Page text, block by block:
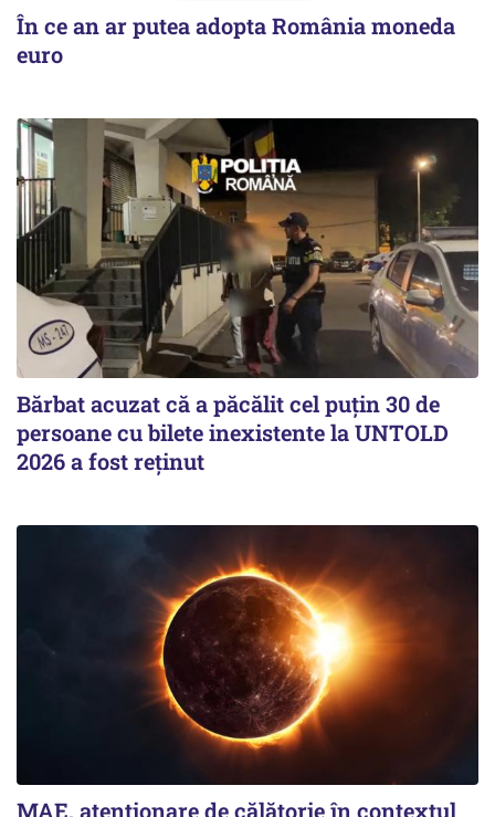
În ce an ar putea adopta România moneda
euro
Bărbat acuzat că a păcălit cel puțin 30 de
persoane cu bilete inexistente la UNTOLD
2026 a fost reținut
MAE, atenționare de călătorie în contextul